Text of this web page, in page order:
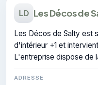
LD Les Décos de
Les Décos de Salty est
d'intérieur +1 et
L'entreprise dispose de
ADRESSE